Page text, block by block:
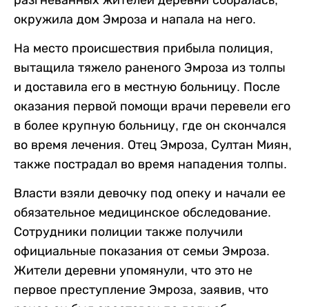
окружила дом Эмроза и напала на него.
На место происшествия прибыла полиция,
вытащила тяжело раненого Эмроза из толпы
и доставила его в местную больницу. После
оказания первой помощи врачи перевели его
в более крупную больницу, где он скончался
во время лечения. Отец Эмроза, Султан Миян,
также пострадал во время нападения толпы.
Власти взяли девочку под опеку и начали ее
обязательное медицинское обследование.
Сотрудники полиции также получили
официальные показания от семьи Эмроза.
Жители деревни упомянули, что это не
первое преступление Эмроза, заявив, что